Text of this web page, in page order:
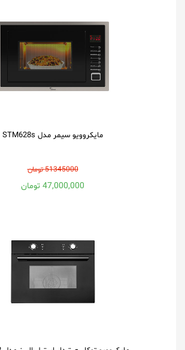
مایکروویو سیمر مدل STM628s
51345000 تومان
47,000,000 تومان